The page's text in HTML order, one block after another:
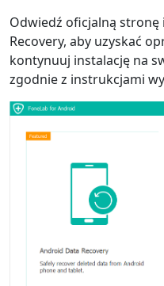
Odwiedź oficjalną stronę
Recovery, aby uzyskać
kontynuuj instalację na
zgodnie z instrukcjami